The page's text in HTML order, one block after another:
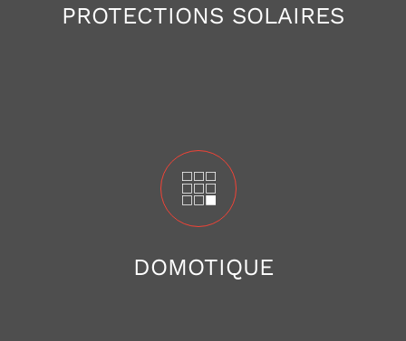
PROTECTIONS SOLAIRES
DOMOTIQUE